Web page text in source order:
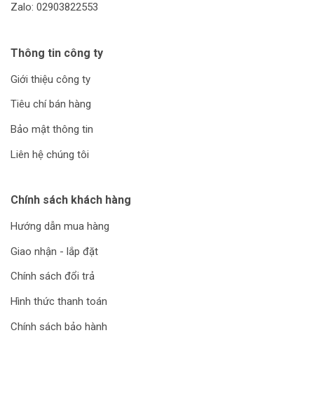
Zalo: 02903822553
Thông tin công ty
Giới thiệu công ty
Tiêu chí bán hàng
Bảo mật thông tin
Liên hệ chúng tôi
Chính sách khách hàng
Hướng dẫn mua hàng
Giao nhận - lắp đặt
Chính sách đổi trả
Hình thức thanh toán
Chính sách bảo hành